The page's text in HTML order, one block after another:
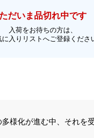
ただいま品切れ中です
入荷をお待ちの方は、
に入りリストへご登録くださ
様化が進む中、それを